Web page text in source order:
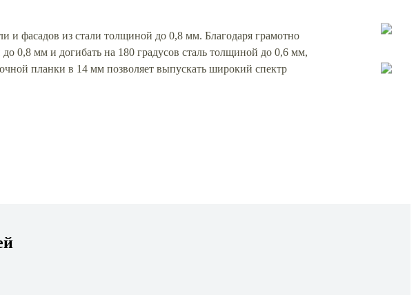
и фасадов из стали толщиной до 0,8 мм. Благодаря грамотно
0,8 мм и догибать на 180 градусов сталь толщиной до 0,6 мм,
планки в 14 мм позволяет выпускать широкий спектр